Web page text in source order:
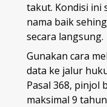
takut. Kondisi ini
nama baik
secara langsung.
Gunakan cara
data ke jalur
Pasal 368, pinjol
maksimal 9